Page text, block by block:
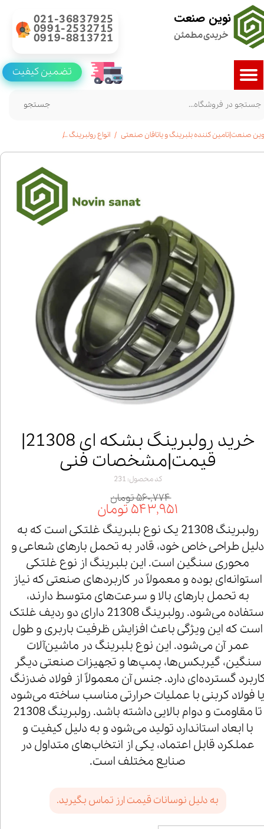
نوین صنعت
خریدی مطمئن
021-36837925
0991-2532715
0919-8813721
جستجو
تضمین کیفیت
صنعت|تامین کننده بلبرینگ و یاتاقان صنعتی انواع رولبرینگ
خرید رولبرینگ بشکه ای 21308|
قیمت|مشخصات فنی
کد محصول: 231
۵۶۰,۷۷۴ تومان
۵۴۳,۹۵۱ تومان
رولبرینگ 21308 یک نوع بلبرینگ غلتکی است که به
دلیل طراحی خاص خود، قادر به تحمل بارهای شعاعی و
محوری سنگین است. این بلبرینگ از نوع غلتکی
استوانه‌ای بوده و معمولاً در کاربردهای صنعتی که نیاز
به تحمل بارهای بالا و سرعت‌های متوسط دارند،
استفاده می‌شود. رولبرینگ 21308 دارای دو ردیف غلتک
است که این ویژگی باعث افزایش ظرفیت باربری و طول
عمر آن می‌شود. این نوع بلبرینگ در ماشین‌آلات
سنگین، گیربکس‌ها، پمپ‌ها و تجهیزات صنعتی دیگر
گسترده‌ای دارد. جنس آن معمولاً از فولاد ضدزنگ
فولاد کربنی با عملیات حرارتی مناسب ساخته می‌شود
تا مقاومت و دوام بالایی داشته باشد. رولبرینگ 21308
با ابعاد استاندارد تولید می‌شود و به دلیل کیفیت و
عملکرد قابل اعتماد، یکی از انتخاب‌های متداول در
صنایع مختلف است.
به دلیل نوسانات قیمت ارز تماس بگیرید.